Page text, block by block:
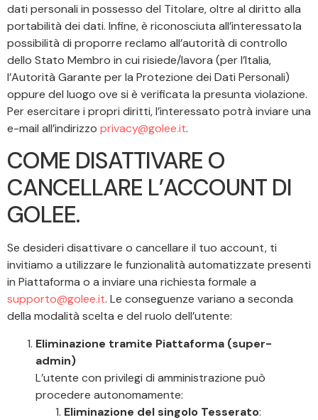
dati personali in possesso del Titolare, oltre al diritto alla
portabilità dei dati. Infine, è riconosciuta all’interessato la
possibilità di proporre reclamo all’autorità di controllo
dello Stato Membro in cui risiede/lavora (per l’Italia,
l’Autorità Garante per la Protezione dei Dati Personali)
oppure del luogo ove si è verificata la presunta violazione.
Per esercitare i propri diritti, l’interessato potrà inviare una
e-mail all’indirizzo privacy@golee.it.
COME DISATTIVARE O
CANCELLARE L’ACCOUNT DI
GOLEE.
Se desideri disattivare o cancellare il tuo account, ti
invitiamo a utilizzare le funzionalità automatizzate presenti
in Piattaforma o a inviare una richiesta formale a
supporto@golee.it. Le conseguenze variano a seconda
della modalità scelta e del ruolo dell’utente:
Eliminazione tramite Piattaforma (super-
admin)
L’utente con privilegi di amministrazione può
procedere autonomamente:
Eliminazione del singolo Tesserato: